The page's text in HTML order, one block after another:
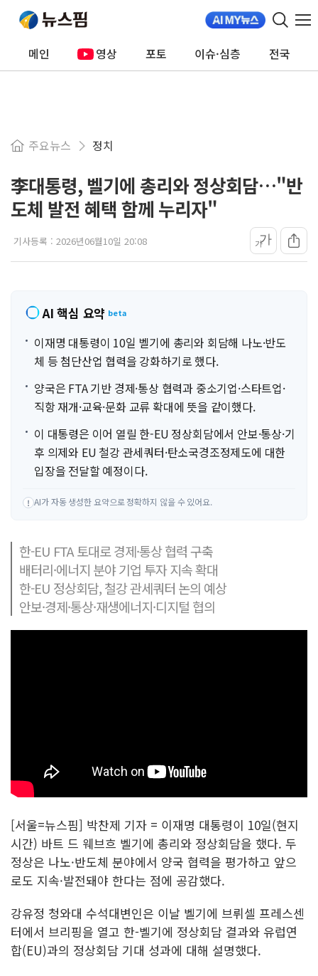
메인 영상 포토 이슈·심층 전국
주요뉴스 정치
李대통령, 벨기에 총리와 정상회담…"반
도체 발전 혜택 함께 누리자"
기사등록 : 2026년06월10일 20:08 가가
AI 핵심 요약 beta
이재명 대통령이 10일 벨기에 총리와 회담해 나노·반도
체 등 첨단산업 협력을 강화하기로 했다.
양국은 FTA 기반 경제·통상 협력과 중소기업·스타트업·
직항 재개·교육·문화 교류 확대에 뜻을 같이했다.
이 대통령은 이어 열릴 한-EU 정상회담에서 안보·통상·기
후 의제와 EU 철강 관세쿼터·탄소국경조정제도에 대한
입장을 전달할 예정이다.
! AI가 자동 생성한 요약으로 정확하지 않을 수 있어요.
한-EU FTA 토대로 경제·통상 협력 구축
배터리·에너지 분야 기업 투자 지속 확대
한-EU 정상회담, 철강 관세쿼터 논의 예상
안보·경제·통상·재생에너지·디지털 협의
[서울=뉴스핌] 박찬제 기자 = 이재명 대통령이 10일(현지
시간) 바트 드 웨브흐 벨기에 총리와 정상회담을 했다. 두
정상은 나노·반도체 분야에서 양국 협력을 평가하고 앞으
로도 지속·발전돼야 한다는 점에 공감했다.
강유정 청와대 수석대변인은 이날 벨기에 브뤼셀 프레스센
터에서 브리핑을 열고 한-벨기에 정상회담 결과와 유럽연
합(EU)과의 정상회담 기대 성과에 대해 설명했다.